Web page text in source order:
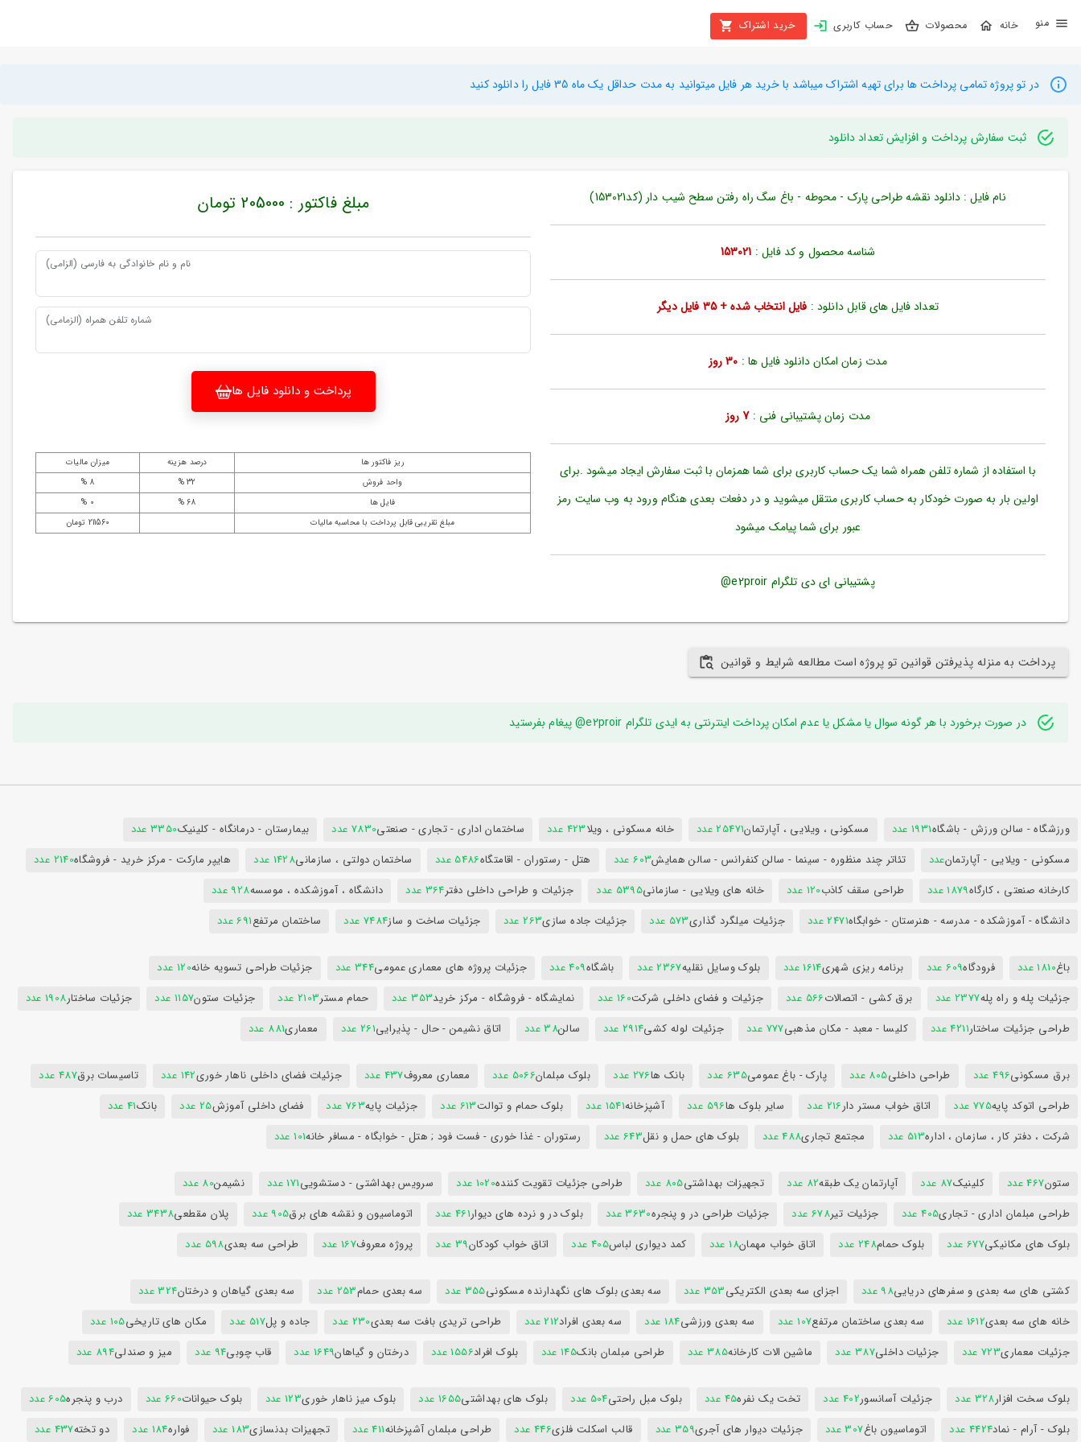
محصولات حساب کاربری خرید اشتراک
بستن
محصولات
اشتراک
کاربری
ثبت
بازیابی
رمز
علاقه
در تو پروژه تمامی پرداخت ها برای تهیه اشتراک میباشد با خرید هر فایل میتوانید به مدت حداقل یک ماه 35 فایل را دانلود کنید
ثبت سفارش پرداخت و افزایش تعداد دانلود
نام فایل : دانلود نقشه طراحی پارک - محوطه - باغ سگ راه رفتن سطح شیب دار (کد153021)
شناسه محصول و کد فایل : 153021
تعداد فایل های قابل دانلود : فایل انتخاب شده + 35 فایل دیگر
مدت زمان امکان دانلود فایل ها : 30 روز
مدت زمان پشتیبانی فنی :7 روز
با استفاده از شماره تلفن همراه شما یک حساب کاربری برای شما همزمان با ثبت سفارش ایجاد میشود .برای
اولین بار به صورت خودکار به حساب کاربری منتقل میشوید و در دفعات بعدی هنگام ورود به وب سایت رمز
عبور برای شما پیامک میشود
پشتیبانی ای دی تلگرام e2proir@
مبلغ فاکتور : 205000 تومان
نام و نام خانوادگی به فارسی (الزامی)
شماره تلفن همراه (الزمامی)
پرداخت و دانلود فایل ها
ریز فاکتور ها درصد هزینه
میزان مالیات
واحد فروش
32 %
8 %
فایل ها
68 %
0 %
مبلغ تقریبی قابل پرداخت با محاسبه مالیات
211560 تومان
پرداخت به منزله پذیرفتن قوانین تو پروژه است مطالعه شرایط و قوانین
در صورت برخورد با هر گونه سوال یا مشکل یا عدم امکان پرداخت اینترنتی به ایدی تلگرام e2proir@ پیغام بفرستید
ورزشگاه - سالن ورزش - باشگاه1931 عدد مسکونی ، ویلایی ، آپارتمان25471 عدد خانه مسکونی ، ویلا423 عدد ساختمان اداری - تجاری - صنعتی7830 عدد بیمارستان - درمانگاه - کلینیک3350 عدد
مسکونی - ویلایی - آپارتمانعدد تئاتر چند منظوره - سینما - سالن کنفرانس - سالن همایش603 عدد هتل - رستوران - اقامتگاه5486 عدد ساختمان دولتی ، سازمانی1428 عدد هایپر مارکت - مرکز خرید - فروشگاه2140 عدد
کارخانه صنعتی ، کارگاه1879 عدد طراحی سقف کاذب120 عدد خانه های ویلایی - سازمانی5395 عدد جزئیات و طراحی داخلی دفتر364 عدد دانشگاه ، آموزشکده ، موسسه928 عدد
دانشگاه - آموزشکده - مدرسه - هنرستان - خوابگاه2471 عدد جزئیات میلگرد گذاری573 عدد جزئیات جاده سازی263 عدد جزئیات ساخت و ساز7484 عدد ساختمان مرتفع691 عدد
باغ1810 عدد فرودگاه609 عدد برنامه ریزی شهری1614 عدد بلوک وسایل نقلیه2367 عدد باشگاه409 عدد جزئیات پروژه های معماری عمومی344 عدد جزئیات طراحی تسویه خانه120 عدد
جزئیات پله و راه پله2377 عدد برق کشی - اتصالات566 عدد جزئیات و فضای داخلی شرکت160 عدد نمایشگاه - فروشگاه - مرکز خرید353 عدد حمام مستر2103 عدد جزئیات ستون1157 عدد جزئیات ساختار1908 عدد
طراحی جزئیات ساختار4211 عدد کلیسا - معبد - مکان مذهبی777 عدد جزئیات لوله کشی2914 عدد سالن38 عدد اتاق نشیمن - حال - پذیرایی261 عدد معماری881 عدد
برق مسکونی496 عدد طراحی داخلی805 عدد پارک - باغ عمومی635 عدد بانک ها276 عدد بلوک مبلمان5066 عدد معماری معروف437 عدد جزئیات فضای داخلی ناهار خوری142 عدد تاسیسات برق487 عدد
طراحی اتوکد پایه775 عدد اتاق خواب مستر دار216 عدد سایر بلوک ها596 عدد آشپزخانه1541 عدد بلوک حمام و توالت613 عدد جزئیات پایه763 عدد فضای داخلی آموزش25 عدد بانک41 عدد
شرکت ، دفتر کار ، سازمان ، اداره513 عدد مجتمع تجاری488 عدد بلوک های حمل و نقل643 عدد رستوران - غذا خوری - فست فود ; هتل - خوابگاه - مسافر خانه101 عدد
ستون467 عدد کلینیک87 عدد آپارتمان یک طبقه82 عدد تجهیزات بهداشتی805 عدد طراحی جزئیات تقویت کننده1020 عدد سرویس بهداشتی - دستشویی171 عدد نشیمن80 عدد
طراحی مبلمان اداری - تجاری405 عدد جزئیات تیر678 عدد جزئیات طراحی در و پنجره3630 عدد بلوک در و نرده های دیوار461 عدد اتوماسیون و نقشه های برق905 عدد پلان مقطعی3438 عدد
بلوک های مکانیکی677 عدد بلوک حمام248 عدد اتاق خواب مهمان18 عدد کمد دیواری لباس405 عدد اتاق خواب کودکان39 عدد پروژه معروف167 عدد طراحی سه بعدی598 عدد
کشتی های سه بعدی و سفرهای دریایی98 عدد اجزای سه بعدی الکتریکی353 عدد سه بعدی بلوک های نگهدارنده مسکونی355 عدد سه بعدی حمام253 عدد سه بعدی گیاهان و درختان324 عدد
خانه های سه بعدی1612 عدد سه بعدی ساختمان مرتفع107 عدد سه بعدی ورزشی184 عدد سه بعدی افراد212 عدد طراحی تریدی بافت سه بعدی230 عدد جاده و پل517 عدد مکان های تاریخی105 عدد
جزئیات معماری723 عدد جزئیات داخلی387 عدد ماشین الات کارخانه385 عدد طراحی مبلمان بانک145 عدد بلوک افراد1556 عدد درختان و گیاهان1649 عدد قاب چوبی94 عدد میز و صندلی894 عدد
بلوک سخت افزار328 عدد جزئیات آسانسور402 عدد تخت یک نفره45 عدد بلوک مبل راحتی504 عدد بلوک های بهداشتی1655 عدد بلوک میز ناهار خوری123 عدد بلوک حیوانات660 عدد درب و پنجره605 عدد
بلوک - آرام - نماد4424 عدد اتوماسیون باغ307 عدد جزئیات دیوار های آجری359 عدد قالب اسکلت فلزی446 عدد طراحی مبلمان آشپزخانه411 عدد تجهیزات بدنسازی183 عدد فواره184 عدد دو تخته437 عدد